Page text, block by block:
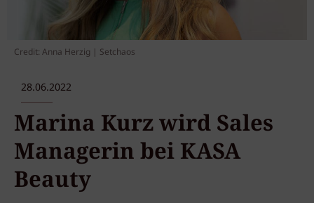
Credit: Anna Herzig | Setchaos
28.06.2022
Marina Kurz wird Sales
Managerin bei KASA
Beauty